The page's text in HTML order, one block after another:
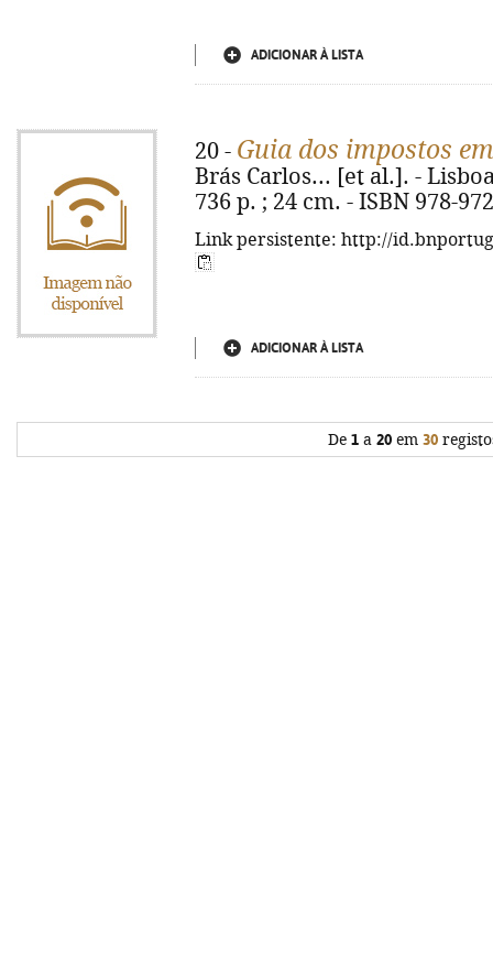
ADICIONAR À LISTA
20 - Guia dos impostos
Brás Carlos... [et al.]. -
736 p. ; 24 cm. - ISBN 978-
Link persistente: http://
ADICIONAR À LISTA
De 1a 20em 30